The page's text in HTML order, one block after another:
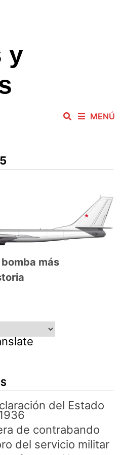
y
MENÚ
más
del Estado
de contrabando
del servicio militar